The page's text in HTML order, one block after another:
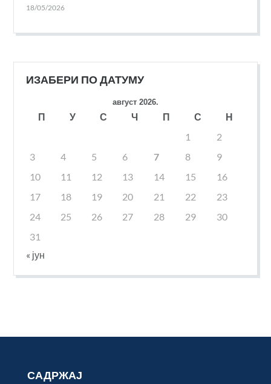
18/05/2026
ИЗАБЕРИ ПО ДАТУМУ
август 2026.
П У С Ч П С
Н
1
2
3
4 5 6 7 8
9
10
11 12 13 14 15
16
17
18 19 20 21 22
23
24
25 26 27 28 29
30
31
« јун
САДРЖАЈ